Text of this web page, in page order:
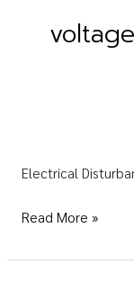
Electrical
คือ
ปัญหา
โรงงาน
Read More »